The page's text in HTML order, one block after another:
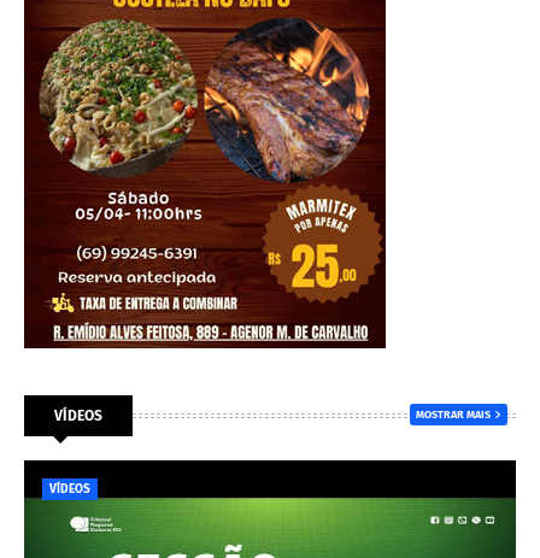
VÍDEOS MOSTRAR MAIS
VÍDEOS